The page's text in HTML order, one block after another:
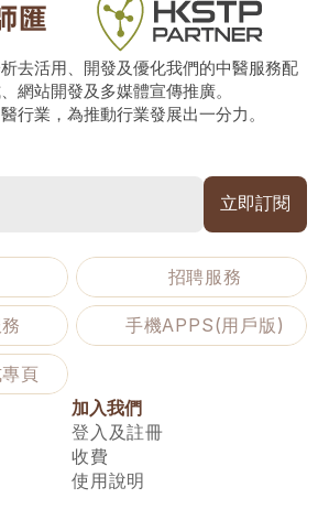
去活用、開發及優化我們的中醫服務配
網站開發及多媒體宣傳推廣。
行業，為推動行業發展出一分力。
招聘服務
手機APPS(用戶版)
頁
加入我們
登入及註冊
收費
使用說明